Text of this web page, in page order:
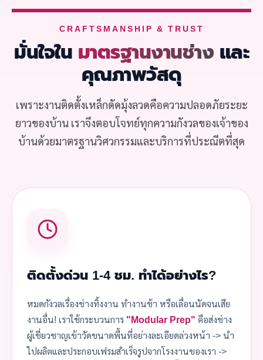
CRAFTSMANSHIP & TRUST
มั่นใจใน มาตรฐานงานช่าง และ
คุณภาพวัสดุ
เพราะงานติดตั้งเหล็กดัดมุ้งลวดคือความปลอดภัยระยะ
ยาวของบ้าน เราจึงตอบโจทย์ทุกความกังวลของเจ้าของ
บ้านด้วยมาตรฐานวิศวกรรมและบริการที่ประณีตที่สุด
ติดตั้งด่วน 1-4 ชม. ทำได้อย่างไร?
หมดกังวลเรื่องช่างทิ้งงาน ทำงานช้า หรือเลื่อนนัดจนเสีย
งานอื่น! เราใช้กระบวนการ "Modular Prep" คือส่งช่าง
ผู้เชี่ยวชาญเข้าวัดขนาดพื้นที่อย่างละเอียดล่วงหน้า -> นำ
ไปผลิตและประกอบเฟรมสำเร็จรูปจากโรงงานของเรา ->